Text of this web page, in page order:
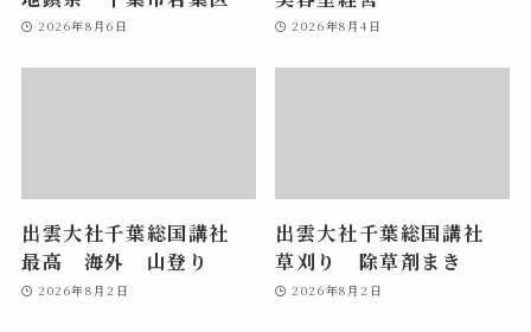
2026年8月6日 2026年8月4日
出雲大社千葉総国講社
最高 海外 山登り
2026年8月2日
出雲大社千葉総国講社
草刈り 除草剤まき
2026年8月2日